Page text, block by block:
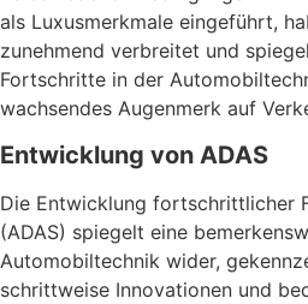
als Luxusmerkmale eingeführt,
zunehmend verbreitet und
Fortschritte in der
wachsendes Augenmerk auf
Entwicklung von ADAS
Die Entwicklung fortschrittlicher
(ADAS) spiegelt eine
Automobiltechnik wider,
schrittweise Innovationen und